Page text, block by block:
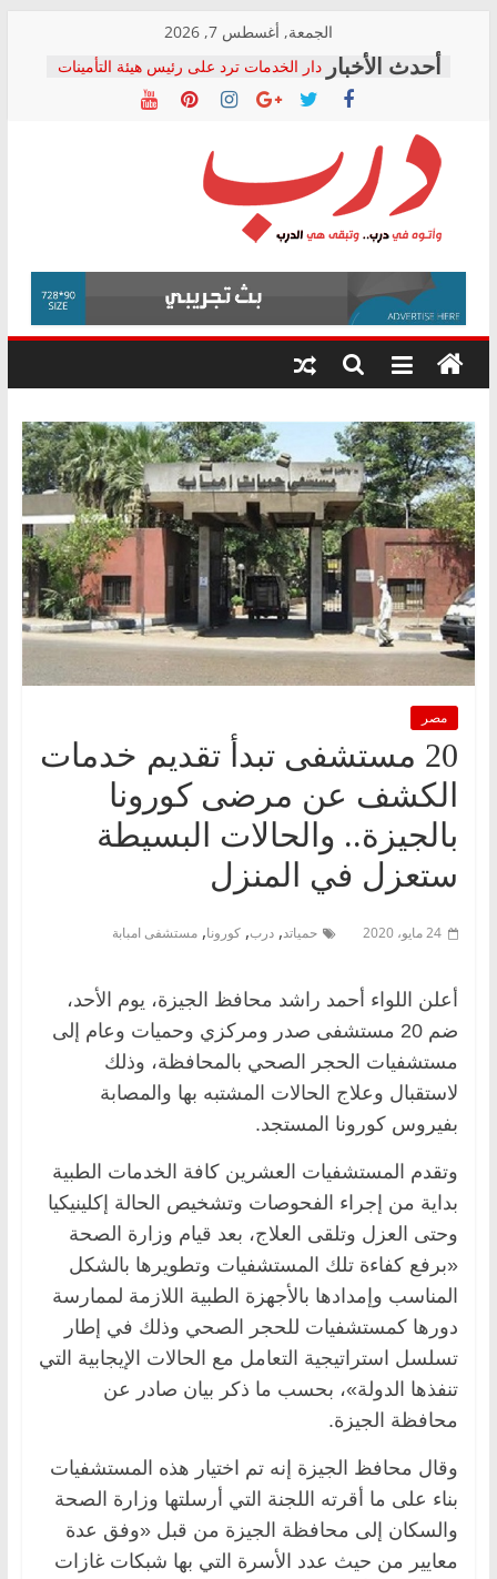
content
الجمعة, أغسطس 7, 2026
دار الخدمات ترد على رئيس هيئة التأمينات
بعد مؤتمره الصحفي: إنكار الأزمة لا ينهي
معاناة أصحاب المعاشات.. ونطالب بكشف
فرحات سليمان يكتب: القطاع الصحي إلى
أين؟
حزب التحالف الشعبي يطلق لجنة “الحق
في الصحة” بالإسكندرية لرصد الانتهاكات
ودعم المرضى
الوزاري لمدينة الصحفيين.. وانتهاء أعمال
إنشاء المبنى الإداري
المجلس القومي لحقوق الإنسان يعلن
متابعة قضية الدكتور محمد زهران.. ويؤكد:
قرينة البراءة وضمانات المحاكمة العادلة
درب
وأتوه
درب..
وتبقى
هي
مصر
20 مستشفى تبدأ تقديم خدمات
الكشف عن مرضى كورونا
بالجيزة.. والحالات البسيطة
ستعزل في المنزل
24 مايو، 2020 حمياتد, درب, كورونا, مستشفى امبابة
أعلن اللواء أحمد راشد محافظ الجيزة، يوم الأحد،
ضم 20 مستشفى صدر ومركزي وحميات وعام إلى
مستشفيات الحجر الصحي بالمحافظة، وذلك
لاستقبال وعلاج الحالات المشتبه بها والمصابة
بفيروس كورونا المستجد.
وتقدم المستشفيات العشرين كافة الخدمات الطبية
بداية من إجراء الفحوصات وتشخيص الحالة إكلينيكيا
وحتى العزل وتلقى العلاج، بعد قيام وزارة الصحة
«برفع كفاءة تلك المستشفيات وتطويرها بالشكل
المناسب وإمدادها بالأجهزة الطبية اللازمة لممارسة
دورها كمستشفيات للحجر الصحي وذلك في إطار
تسلسل استراتيجية التعامل مع الحالات الإيجابية التي
تنفذها الدولة»، بحسب ما ذكر بيان صادر عن
محافظة الجيزة.
وقال محافظ الجيزة إنه تم اختيار هذه المستشفيات
بناء على ما أقرته اللجنة التي أرسلتها وزارة الصحة
والسكان إلى محافظة الجيزة من قبل «وفق عدة
معايير من حيث عدد الأسرة التي بها شبكات غازات